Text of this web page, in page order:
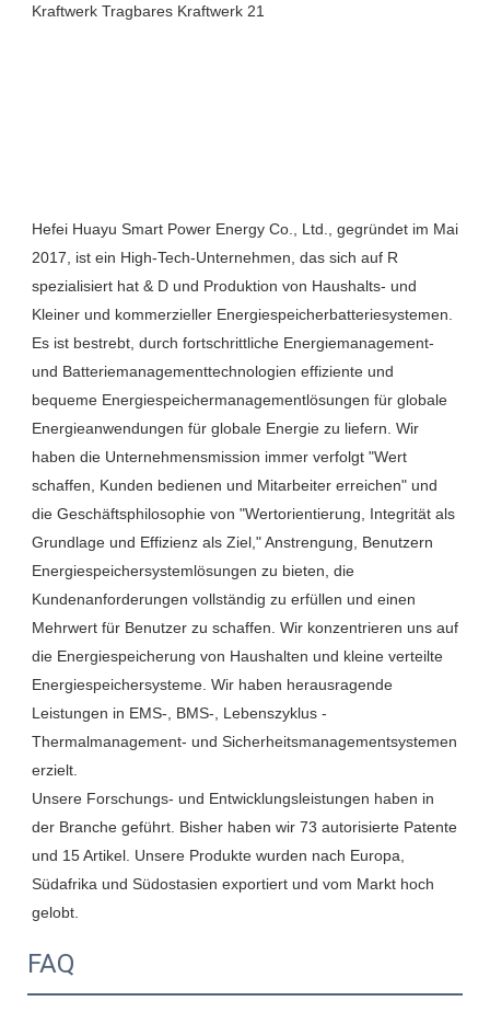
Hefei Huayu Smart Power Energy Co., Ltd., gegründet im Mai
2017, ist ein High-Tech-Unternehmen, das sich auf R
spezialisiert hat & D und Produktion von Haushalts- und
Kleiner und kommerzieller Energiespeicherbatteriesystemen.
Es ist bestrebt, durch fortschrittliche Energiemanagement-
und Batteriemanagementtechnologien effiziente und
bequeme Energiespeichermanagementlösungen für globale
Energieanwendungen für globale Energie zu liefern. Wir
haben die Unternehmensmission immer verfolgt "Wert
schaffen, Kunden bedienen und Mitarbeiter erreichen" und
die Geschäftsphilosophie von "Wertorientierung, Integrität als
Grundlage und Effizienz als Ziel," Anstrengung, Benutzern
Energiespeichersystemlösungen zu bieten, die
Kundenanforderungen vollständig zu erfüllen und einen
Mehrwert für Benutzer zu schaffen. Wir konzentrieren uns auf
die Energiespeicherung von Haushalten und kleine verteilte
Energiespeichersysteme. Wir haben herausragende
Leistungen in EMS-, BMS-, Lebenszyklus -
Thermalmanagement- und Sicherheitsmanagementsystemen
erzielt.
Unsere Forschungs- und Entwicklungsleistungen haben in
der Branche geführt. Bisher haben wir 73 autorisierte Patente
und 15 Artikel. Unsere Produkte wurden nach Europa,
Südafrika und Südostasien exportiert und vom Markt hoch
FAQ